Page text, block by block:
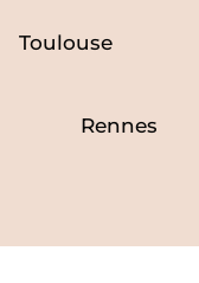
Toulouse
Rennes